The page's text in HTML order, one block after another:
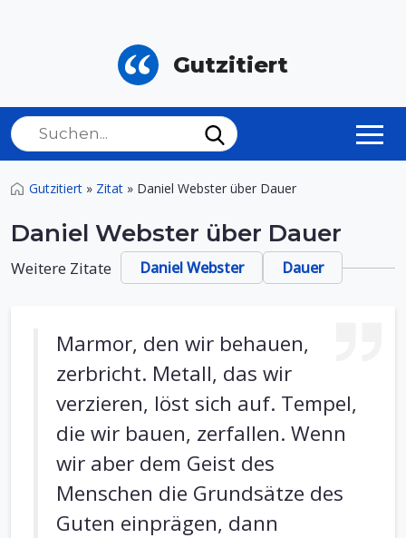
Gutzitiert
Gutzitiert » Zitat » Daniel Webster über Dauer
Daniel Webster über Dauer
Weitere Zitate Daniel Webster Dauer
Marmor, den wir behauen,
zerbricht. Metall, das wir
verzieren, löst sich auf. Tempel,
die wir bauen, zerfallen. Wenn
wir aber dem Geist des
Menschen die Grundsätze des
Guten einprägen, dann